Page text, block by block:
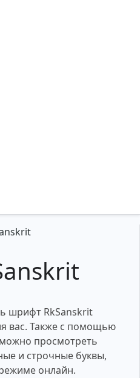
шрифт RkSanskrit
вас. Также с помощью
просмотреть
и строчные буквы,
онлайн.